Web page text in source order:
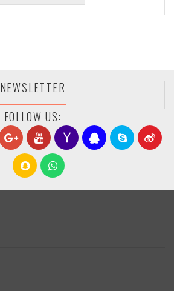
NEWSLETTER
FOLLOW US: